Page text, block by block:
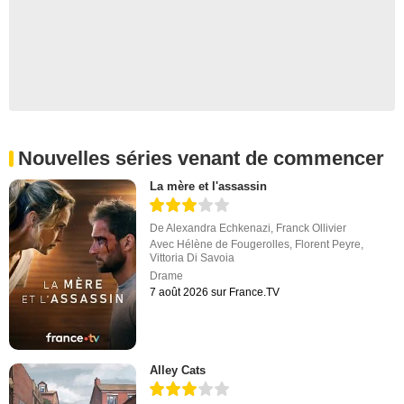
Nouvelles séries venant de commencer
La mère et l'assassin
DeAlexandra Echkenazi, Franck Ollivier
Avec Hélène de Fougerolles, Florent Peyre,
Vittoria Di Savoia
Drame
7 août 2026 sur France.TV
Alley Cats